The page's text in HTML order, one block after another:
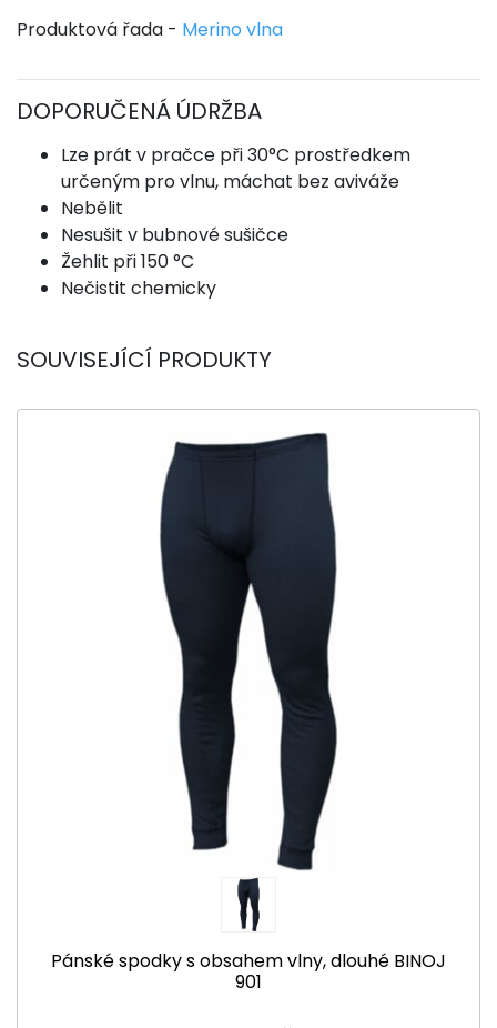
Produktová řada - Merino vlna
DOPORUČENÁ ÚDRŽBA
Lze prát v pračce při 30°C prostředkem
určeným pro vlnu, máchat bez aviváže
Nebělit
Nesušit v bubnové sušičce
Žehlit při 150 °C
Nečistit chemicky
SOUVISEJÍCÍ PRODUKTY
Pánské spodky s obsahem vlny, dlouhé BINOJ
901